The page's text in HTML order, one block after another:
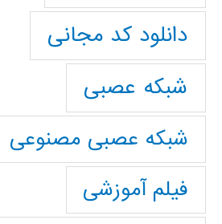
دانلود کد مجانی
شبکه عصبی
شبکه عصبی مصنوعی
فیلم آموزشی